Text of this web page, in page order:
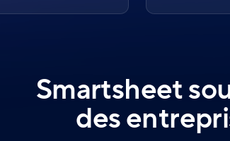
Smartsheet
des